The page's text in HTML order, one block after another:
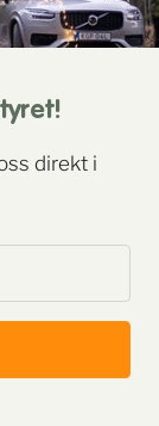
direkt i
dag ner)